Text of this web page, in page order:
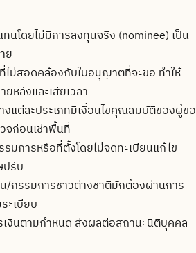
นโดยไม่มีการลงทุนจริง (nominee) เป็น
ย
ไม่สอดคล้องกับใบอนุญาตที่จะขอ ทำให้
หลังและเสียเวลา
งแต่ละประเภทมีเงื่อนไขคุณสมบัติของผู้ขอ
จก่อนเช่าพื้นที่
มการหรือที่ตั้งโดยไม่จดทะเบียนแก้ไข
ปรับ
/กรรมการชาวต่างชาติมักต้องผ่านการ
ะเบียบ
เงินตามกำหนด ส่งผลต่อสถานะนิติบุคคล